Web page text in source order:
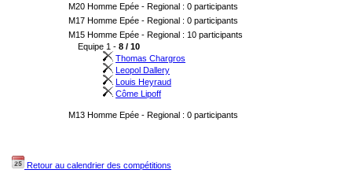
M20 Homme Epée - Regional : 0 participants
M17 Homme Epée - Regional : 0 participants
M15 Homme Epée - Regional : 10 participants
Equipe 1 - 8 / 10
Thomas Chargros
Leopol Dallery
Louis Heyraud
Côme Lipoff
M13 Homme Epée - Regional : 0 participants
Retour au calendrier des compétitions